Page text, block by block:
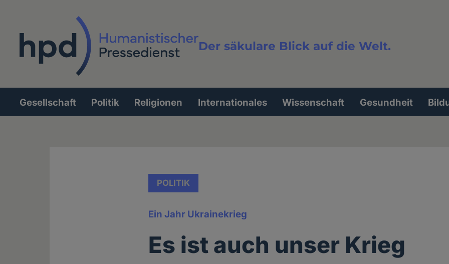
Der säkulare Blick auf die Welt.
Volltextsuche
Hauptnavigation
Gesellschaft Politik Religionen Internationales Wissenschaft Gesundheit
POLITIK
Ein Jahr Ukrainekrieg
Es ist auch unser Krieg